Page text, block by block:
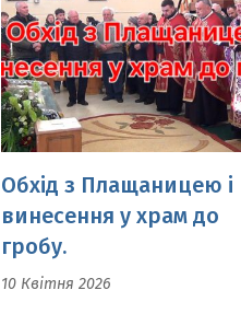
Обхід з Плащаницею і
винесення у храм до
гробу.
10 Квітня 2026